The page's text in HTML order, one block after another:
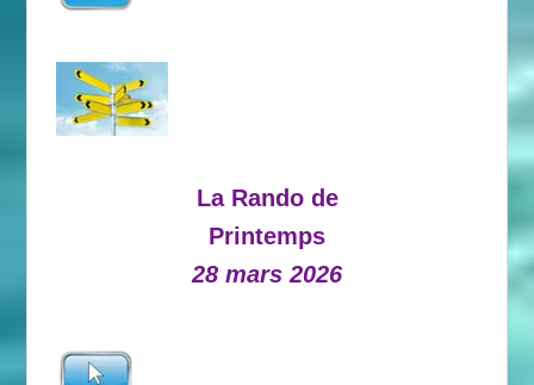
La Rando de
Printemps
28 mars 2026